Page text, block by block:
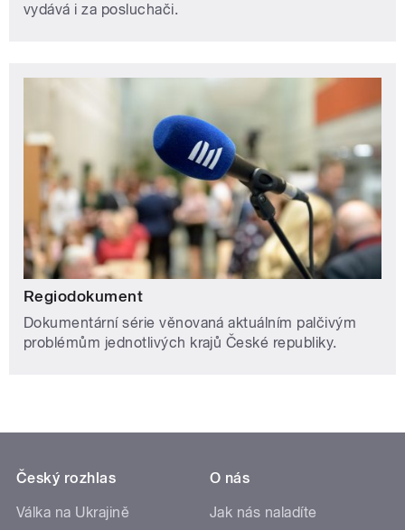
vydává i za posluchači.
Regiodokument
Dokumentární série věnovaná aktuálním palčivým
problémům jednotlivých krajů České republiky.
Český rozhlas
Válka na Ukrajině
O nás
Jak nás naladíte